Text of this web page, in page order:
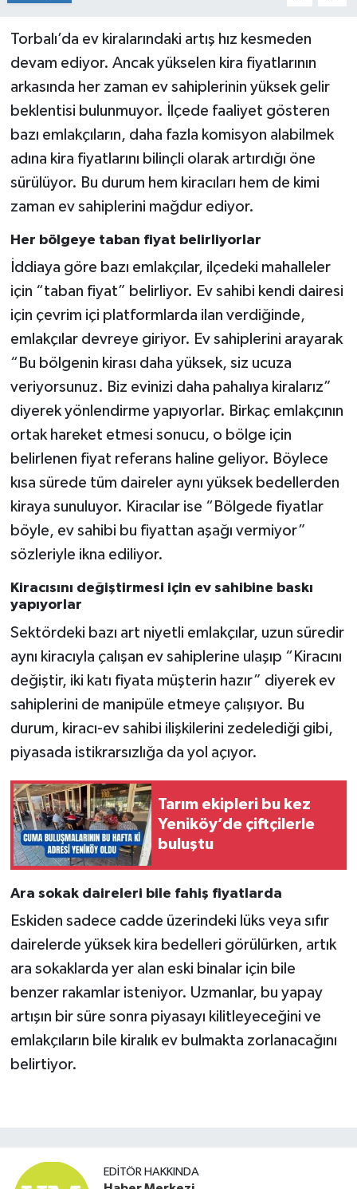
Torbalı’da ev kiralarındaki artış hız kesmeden
devam ediyor. Ancak yükselen kira fiyatlarının
arkasında her zaman ev sahiplerinin yüksek gelir
beklentisi bulunmuyor. İlçede faaliyet gösteren
bazı emlakçıların, daha fazla komisyon alabilmek
adına kira fiyatlarını bilinçli olarak artırdığı öne
sürülüyor. Bu durum hem kiracıları hem de kimi
zaman ev sahiplerini mağdur ediyor.
Her bölgeye taban fiyat belirliyorlar
İddiaya göre bazı emlakçılar, ilçedeki mahalleler
için “taban fiyat” belirliyor. Ev sahibi kendi dairesi
için çevrim içi platformlarda ilan verdiğinde,
emlakçılar devreye giriyor. Ev sahiplerini arayarak
“Bu bölgenin kirası daha yüksek, siz ucuza
veriyorsunuz. Biz evinizi daha pahalıya kiralarız”
diyerek yönlendirme yapıyorlar. Birkaç emlakçının
ortak hareket etmesi sonucu, o bölge için
belirlenen fiyat referans haline geliyor. Böylece
kısa sürede tüm daireler aynı yüksek bedellerden
kiraya sunuluyor. Kiracılar ise “Bölgede fiyatlar
böyle, ev sahibi bu fiyattan aşağı vermiyor”
sözleriyle ikna ediliyor.
Kiracısını değiştirmesi için ev sahibine baskı
yapıyorlar
Sektördeki bazı art niyetli emlakçılar, uzun süredir
aynı kiracıyla çalışan ev sahiplerine ulaşıp “Kiracını
değiştir, iki katı fiyata müşterin hazır” diyerek ev
sahiplerini de manipüle etmeye çalışıyor. Bu
durum, kiracı-ev sahibi ilişkilerini zedelediği gibi,
piyasada istikrarsızlığa da yol açıyor.
Tarım ekipleri bu kez
Yeniköy’de çiftçilerle
buluştu
Ara sokak daireleri bile fahiş fiyatlarda
Eskiden sadece cadde üzerindeki lüks veya sıfır
dairelerde yüksek kira bedelleri görülürken, artık
ara sokaklarda yer alan eski binalar için bile
benzer rakamlar isteniyor. Uzmanlar, bu yapay
artışın bir süre sonra piyasayı kilitleyeceğini ve
emlakçıların bile kiralık ev bulmakta zorlanacağını
belirtiyor.
EDITÖR HAKKINDA